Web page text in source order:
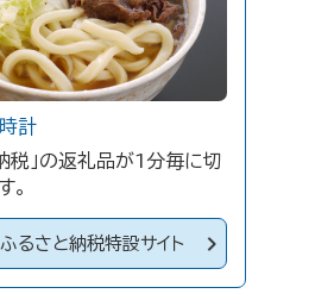
計
税」の返礼品が1分毎に切
。
ふるさと納税特設サイト